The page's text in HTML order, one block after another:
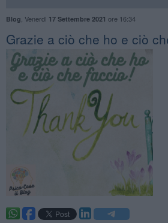
Blog Venerdì 17 Settembre 2021 ore 16:34
​Grazie a ciò che ho e ciò